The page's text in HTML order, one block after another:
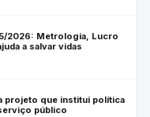
2026: Metrologia, Lucro
a salvar vidas
projeto que institui política
público